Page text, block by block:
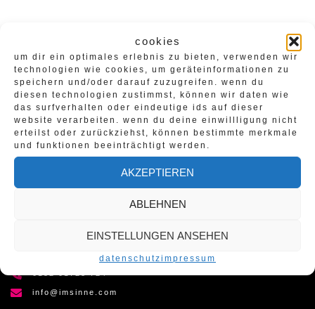
cookies
um dir ein optimales erlebnis zu bieten, verwenden wir
technologien wie cookies, um geräteinformationen zu
speichern und/oder darauf zuzugreifen. wenn du
diesen technologien zustimmst, können wir daten wie
das surfverhalten oder eindeutige ids auf dieser
website verarbeiten. wenn du deine einwillligung nicht
erteilst oder zurückziehst, können bestimmte merkmale
und funktionen beeinträchtigt werden.
AKZEPTIEREN
ABLEHNEN
EINSTELLUNGEN ANSEHEN
datenschutzimpressum
beitragsnavigation
ms studios / forchtenberg
tag 1 design thinking hswt weihenstephan triesdorf
KONTAKT:
jonathan pidwell,tobias greissing
info@imsinne.com